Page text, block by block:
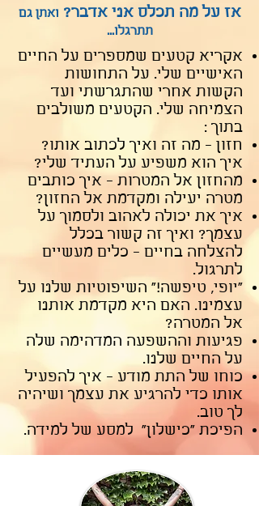
אז על מה תכלס אני אדבר? ואתן גם
תתרגלו...
אקריא קטעים שמספרים על החיים
האישיים שלי. על התחושות
הקשות אחרי שהתגרשתי ועד
הצמיחה שלי. הקטעים משולבים
בתוך :
חזון - מה זה ואיך לכתוב אותו?
איך הוא משפיע על העתיד שלי?
מהחזון אל המטרות - איך כותבים
מטרה יעילה ומקדמת אל החזון?
איך את יכולה לאהוב ולסמוך על
עצמך? ואיך זה קשור בכלל
להצלחה בחיים - כלים מעשיים
לתרגול.
"יופי, טיפשה!" השיפוטיות שלנו על
עצמינו. האם היא מקדמת אותנו
אל המטרה?
פגיעות וההשפעה המדהימה שלה
על החיים שלנו.
כוחו של התת מודע - איך להפעיל
אותו כדי להרגיע את עצמך ושיהיה
לך טוב.
הפיכת "כישלון" למסע של למידה.